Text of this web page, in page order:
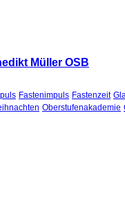
Müller OSB
Fastenimpuls Fastenzeit
Oberstufenakademie